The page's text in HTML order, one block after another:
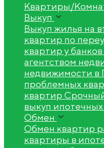
Квартиры/
Выкуп
Выкуп жилья на
квартир по
квартир у банков
агентством
недвижимости в
проблемных
квартир
выкуп
Обмен
Обмен квартир
квартиры в